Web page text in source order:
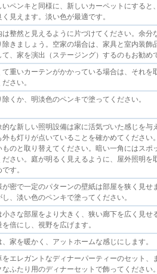
いペンキと同様に、新しいカーペットにすると
く見えます。淡い色が最適です。
は整然と見えるように片づけてください。余分
除きましょう。空家の場合は、家具と室内装飾
て、家を演出（ステージング）するのもお勧め
て重いカーテンがかかっている場合は、それを
さい。
除くか、明淡色のペンキで塗ってください。
的な新しい照明設備は家に活気づいた感じを与
外も灯りが点いていることを確かめてください
ものと取り替えてください。暗い一角にはスポ
ださい。庭が明るく見えるように、屋外照明を
す。
が密で一定のパターンの壁紙は部屋を狭く見せ
し、淡い色のペンキで塗ってください。
小さな部屋をより大きく、狭い廊下を広く見せ
を倍にし、視野を広げます。
、家を暖かく、アットホームな感じにします。
をエレガントなディナーパーティーのセット、
なふたり用のディナーセットで飾ってください